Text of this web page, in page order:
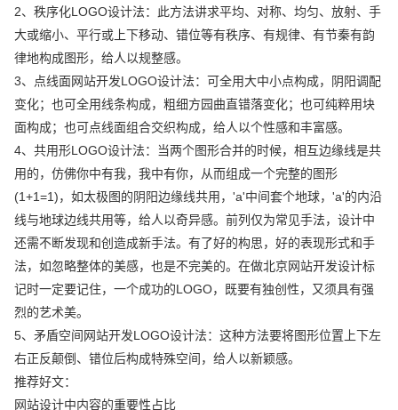
2、秩序化LOGO设计法：此方法讲求平均、对称、均匀、放射、手
大或缩小、平行或上下移动、错位等有秩序、有规律、有节秦有韵
律地构成图形，给人以规整感。
3、点线面网站开发LOGO设计法：可全用大中小点构成，阴阳调配
变化；也可全用线条构成，粗细方园曲直错落变化；也可纯粹用块
面构成；也可点线面组合交织构成，给人以个性感和丰富感。
4、共用形LOGO设计法：当两个图形合并的时候，相互边缘线是共
用的，仿佛你中有我，我中有你，从而组成一个完整的图形
(1+1=1)，如太极图的阴阳边缘线共用，'a'中间套个地球，'a'的内沿
线与地球边线共用等，给人以奇异感。前列仅为常见手法，设计中
还需不断发现和创造成新手法。有了好的构思，好的表现形式和手
法，如忽略整体的美感，也是不完美的。在做北京网站开发设计标
记时一定要记住，一个成功的LOGO，既要有独创性，又须具有强
烈的艺术美。
5、矛盾空间网站开发LOGO设计法：这种方法要将图形位置上下左
右正反颠倒、错位后构成特殊空间，给人以新颖感。
推荐好文：
网站设计中内容的重要性占比